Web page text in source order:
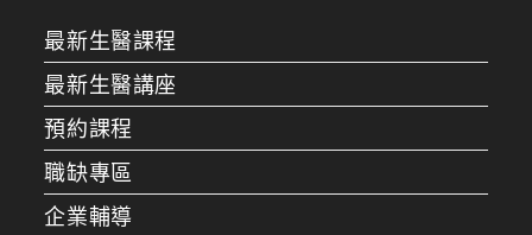
最新生醫課程
最新生醫講座
預約課程
職缺專區
企業輔導